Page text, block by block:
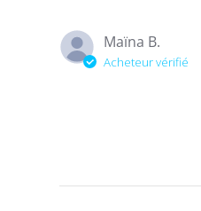
Maïna B.
Acheteur vérifié